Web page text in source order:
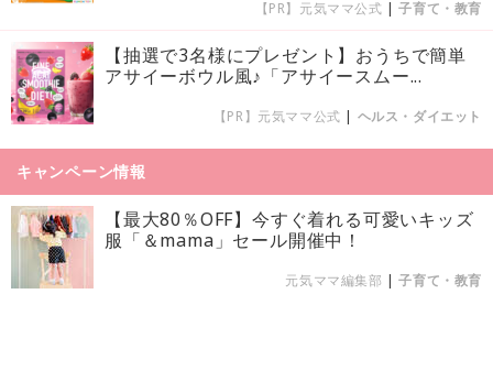
【PR】元気ママ公式 |子育て・教育
【抽選で3名様にプレゼント】おうちで簡単
アサイーボウル風♪「アサイースムー...
【PR】元気ママ公式 | ヘルス・ダイエット
キャンペーン情報
【最大80％OFF】今すぐ着れる可愛いキッズ
服「＆mama」セール開催中！
元気ママ編集部 |子育て・教育